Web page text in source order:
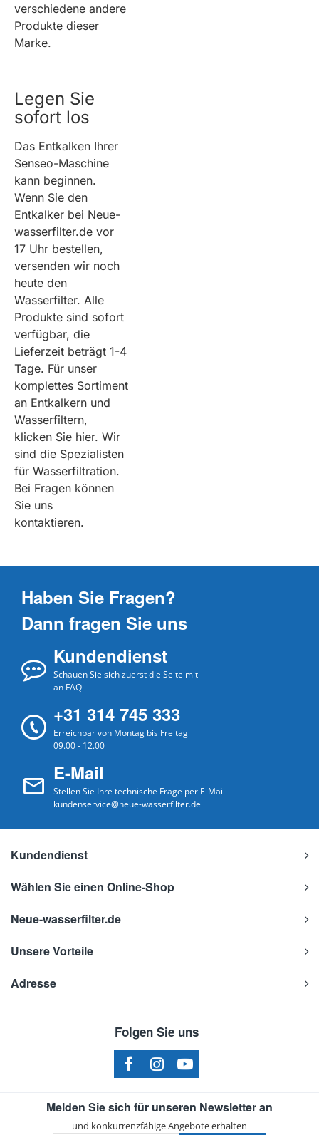
verschiedene andere
Produkte dieser
Marke.
Legen Sie
sofort los
Das Entkalken Ihrer
Senseo-Maschine
kann beginnen.
Wenn Sie den
Entkalker bei Neue-
wasserfilter.de vor
17 Uhr bestellen,
versenden wir noch
heute den
Wasserfilter. Alle
Produkte sind sofort
verfügbar, die
Lieferzeit beträgt 1-4
Tage. Für unser
komplettes Sortiment
an Entkalkern und
Wasserfiltern,
klicken Sie hier. Wir
sind die Spezialisten
für Wasserfiltration.
Bei Fragen können
Sie uns
kontaktieren.
Haben Sie Fragen?
Dann fragen Sie uns
Kundendienst
Schauen Sie sich zuerst die Seite mit
an FAQ
+31 314 745 333
Erreichbar von Montag bis Freitag
09.00 - 12.00
E-Mail
Stellen Sie Ihre technische Frage per E-Mail
kundenservice@neue-wasserfilter.de
Kundendienst
Wählen Sie einen Online-Shop
Neue-wasserfilter.de
Unsere Vorteile
Adresse
Folgen Sie uns
Melden Sie sich für unseren Newsletter an
und konkurrenzfähige Angebote erhalten